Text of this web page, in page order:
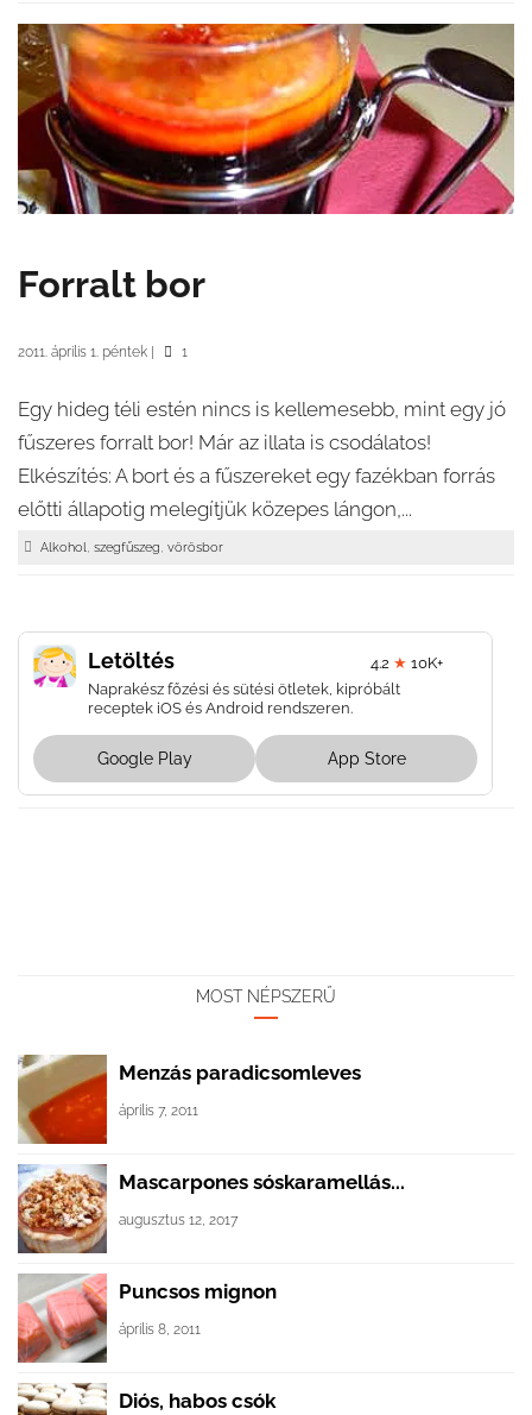
Forralt bor
2011. április 1. péntek 1
Egy hideg téli estén nincs is kellemesebb, mint egy jó
fűszeres forralt bor! Már az illata is csodálatos!
Elkészítés: A bort és a fűszereket egy fazékban forrás
előtti állapotig melegítjük közepes lángon,...
Alkohol, szegfűszeg, vörösbor
Letöltés 4.2 ★ 10K+
Naprakész főzési és sütési ötletek, kipróbált
receptek iOS és Android rendszeren.
Google Play App Store
MOST NÉPSZERŰ
Menzás paradicsomleves
április 7, 2011
Mascarpones sóskaramellás...
augusztus 12, 2017
Puncsos mignon
április 8, 2011
Diós, habos csók